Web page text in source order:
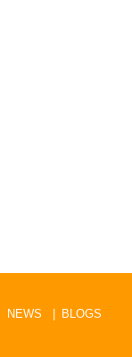
NEWS
BLOGS